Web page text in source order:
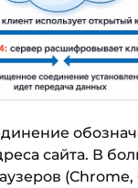
сайта. В
(Chrome,